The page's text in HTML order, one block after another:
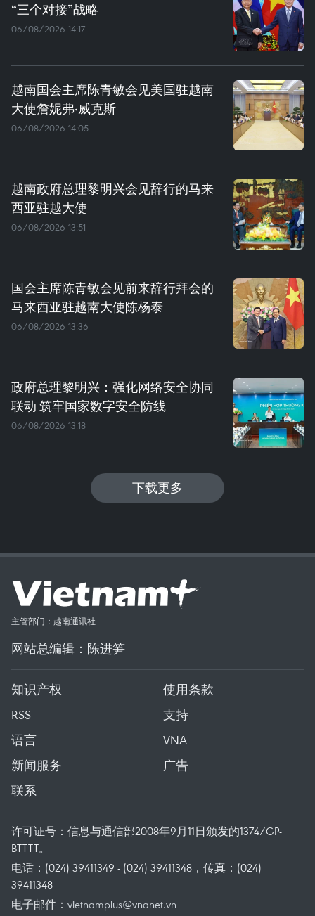
“三个对接”战略
06/08/2026 14:17
越南国会主席陈青敏会见美国驻越南
大使詹妮弗·威克斯
06/08/2026 14:05
越南政府总理黎明兴会见辞行的马来
西亚驻越大使
06/08/2026 13:51
国会主席陈青敏会见前来辞行拜会的
马来西亚驻越南大使陈杨泰
06/08/2026 13:36
政府总理黎明兴：强化网络安全协同
联动 筑牢国家数字安全防线
06/08/2026 13:18
下载更多
主管部门：越南通讯社
网站总编辑：陈进笋
知识产权
使用条款
RSS
支持
语言
VNA
新闻服务
广告
联系
许可证号：信息与通信部2008年9月11日颁发的1374/GP-
BTTTT。
电话：(024) 39411349 - (024) 39411348，传真：(024)
39411348
电子邮件： vietnamplus@vnanet.vn